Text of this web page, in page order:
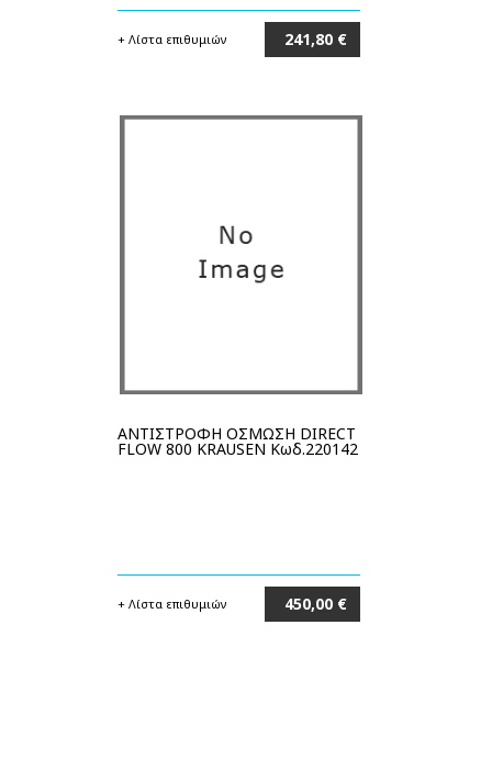
+ Λίστα επιθυμιών 241,80 €
ΑΝΤΙΣΤΡΟΦΗ ΟΣΜΩΣΗ DIRECT
FLOW 800 KRAUSEN Κωδ.220142
+ Λίστα επιθυμιών 450,00 €